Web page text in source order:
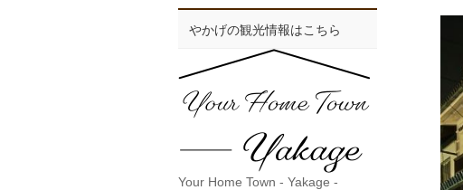
やかげの観光情報はこちら
Your Home Town - Yakage -